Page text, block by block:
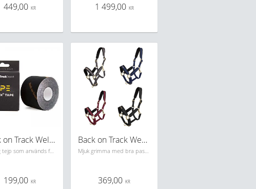
449,00 KR 1 499,00 KR
Back on Track Welltex tejp
Smidig tejp som används för stöd, support och för att öka till cirkulationen i muskler. Svart, 5m. Stor favorit hos oss i personalen!
199,00 KR
Back on Track Werano Grimma
369,00 KR